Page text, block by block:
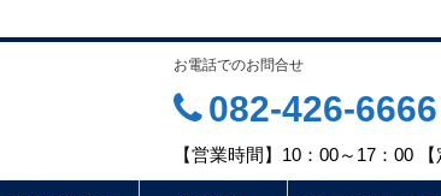
お電話でのお問合せ
082-426-6666
【営業時間】10：00～17：00